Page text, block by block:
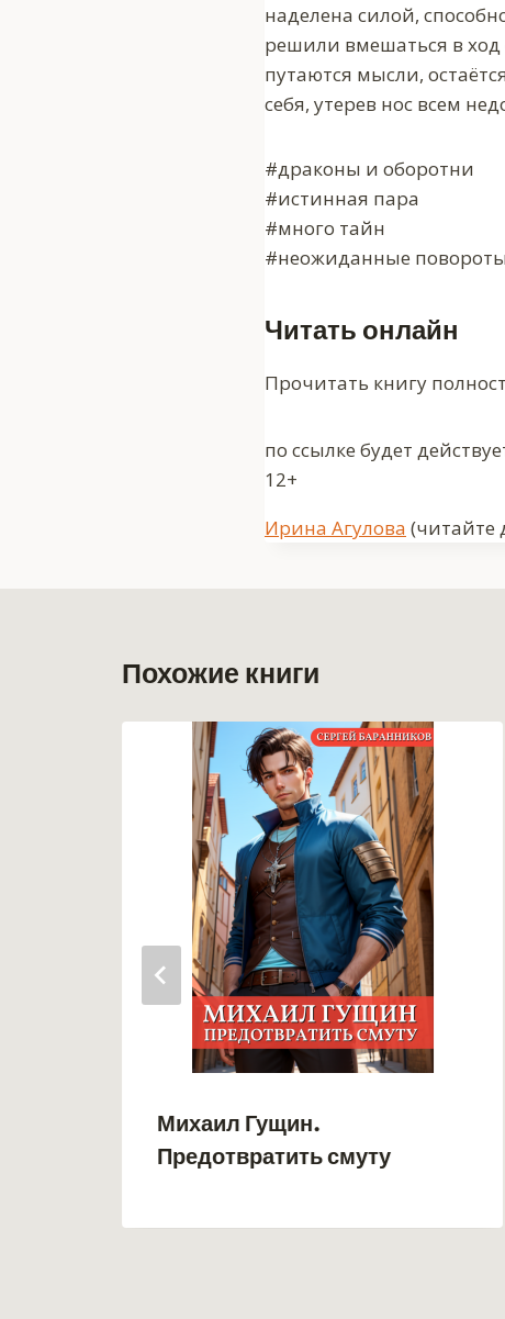
наделена силой,
решили вмешаться в ход
путаются мысли,
себя, утерев нос всем
#драконы и оборотни
#истинная пара
#много тайн
#неожиданные
Читать онлайн
Прочитать книгу
по ссылке будет
12+
Метки
Ирина Агулова (читайте
Похожие книги
Михаил Гущин.
Предотвратить смуту